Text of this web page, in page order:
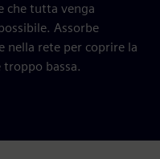
che tutta venga
Assorbe
nella rete per coprire la
bassa.